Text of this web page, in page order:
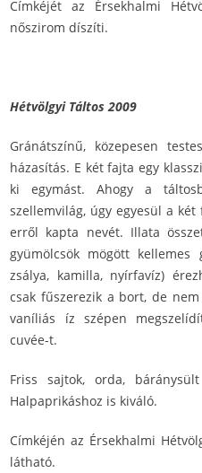
Címkéjét az Érsekhalmi
nőszirom díszíti.
Hétvölgyi Táltos 2009
Gránátszínű, közepesen
házasítás. E két fajta egy
ki egymást. Ahogy a
szellemvilág, úgy egyesül a
erről kapta nevét. Illata
gyümölcsök mögött kellemes
zsálya, kamilla, nyírfavíz)
csak fűszerezik a bort, de
vaníliás íz szépen
cuvée-t.
Friss sajtok, orda,
Halpaprikáshoz is kiváló.
Címkéjén az Érsekhalmi
látható.